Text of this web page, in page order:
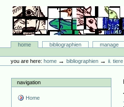
content.
navigation
Bibliographie-Portal
Sectionshome bibliographien manage
tools
you are here: home →bibliographien →ii.
navigation
Home